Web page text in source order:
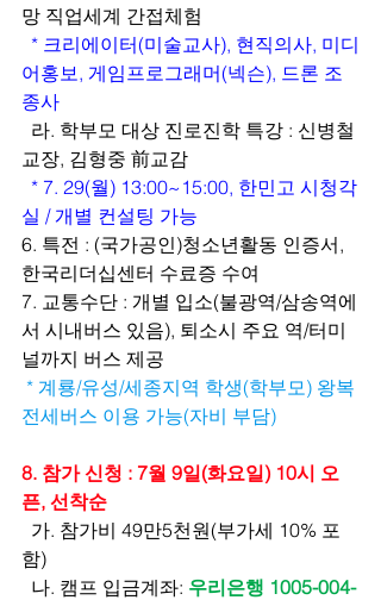
망 직업세계 간접체험
* 크리에이터(미술교사), 현직의사, 미디
어홍보, 게임프로그래머(넥슨), 드론 조
종사
라. 학부모 대상 진로진학 특강 : 신병철
교장, 김형중 前교감
* 7. 29(월) 13:00~15:00, 한민고 시청각
실 / 개별 컨설팅 가능
6. 특전 : (국가공인)청소년활동 인증서,
한국리더십센터 수료증 수여
7. 교통수단 : 개별 입소(불광역/삼송역에
서 시내버스 있음), 퇴소시 주요 역/터미
널까지 버스 제공
* 계룡/유성/세종지역 학생(학부모) 왕복
전세버스 이용 가능(자비 부담)
8. 참가 신청 : 7월 9일(화요일) 10시 오
픈, 선착순
가. 참가비 49만5천원(부가세 10% 포
함)
나. 캠프 입금계좌: 우리은행 1005-004-